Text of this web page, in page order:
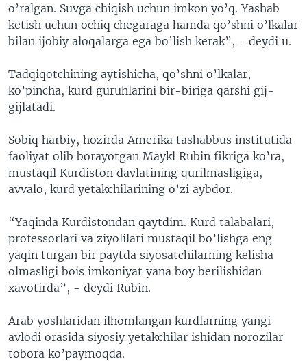
o’ralgan. Suvga chiqish uchun imkon yo’q. Yashab
ketish uchun ochiq chegaraga hamda qo’shni o’lkalar
bilan ijobiy aloqalarga ega bo’lish kerak”, - deydi u.
Tadqiqotchining aytishicha, qo’shni o’lkalar,
ko’pincha, kurd guruhlarini bir-biriga qarshi gij-
gijlatadi.
Sobiq harbiy, hozirda Amerika tashabbus institutida
faoliyat olib borayotgan Maykl Rubin fikriga ko’ra,
mustaqil Kurdiston davlatining qurilmasligiga,
avvalo, kurd yetakchilarining o’zi aybdor.
“Yaqinda Kurdistondan qaytdim. Kurd talabalari,
professorlari va ziyolilari mustaqil bo’lishga eng
yaqin turgan bir paytda siyosatchilarning kelisha
olmasligi bois imkoniyat yana boy berilishidan
xavotirda”, - deydi Rubin.
Arab yoshlaridan ilhomlangan kurdlarning yangi
avlodi orasida siyosiy yetakchilar ishidan norozilar
tobora ko’paymoqda.